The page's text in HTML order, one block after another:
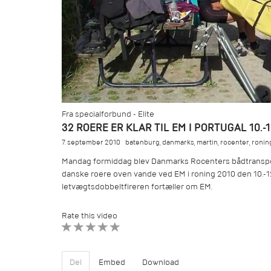
Fra specialforbund - Elite
32 ROERE ER KLAR TIL EM I PORTUGAL 10.-
7. september 2010 batenburg,danmarks,martin,rocenter,
Mandag formiddag blev Danmarks Rocenters
danske roere oven vande ved EM i roning 2010 den
letvægtsdobbeltfireren fortæller om EM.
Rate this video
Del Embed Download